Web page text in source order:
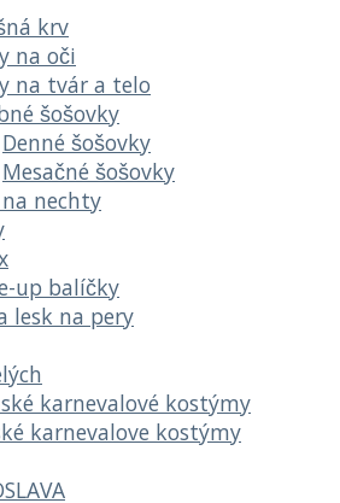
krv
na oči
na tvár a telo
šošovky
Denné šošovky
Mesačné šošovky
nechty
up balíčky
lesk na pery
karnevalové kostýmy
karnevalove kostýmy